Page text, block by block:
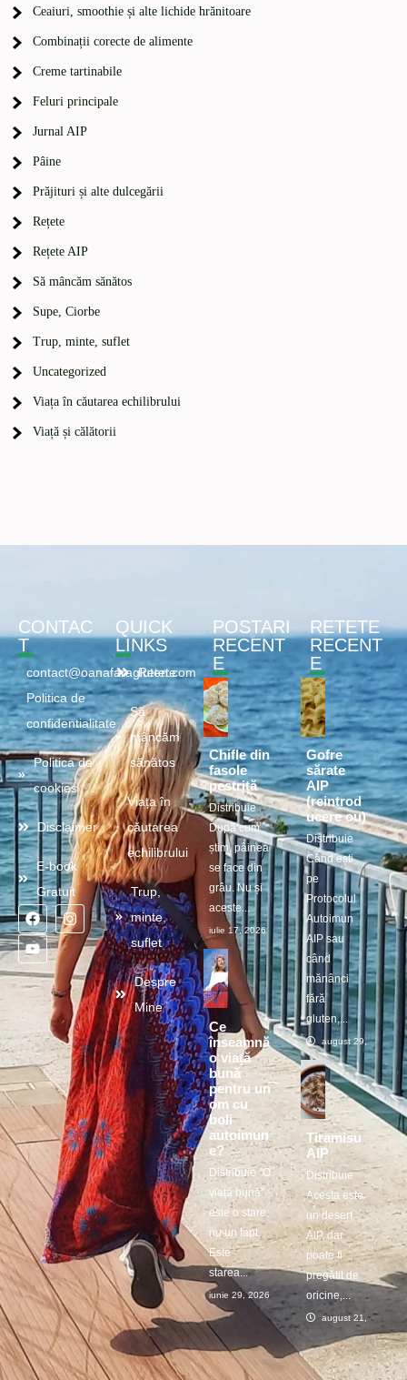
Ceaiuri, smoothie și alte lichide hrănitoare
Combinații corecte de alimente
Creme tartinabile
Feluri principale
Jurnal AIP
Pâine
Prăjituri și alte dulcegării
Rețete
Rețete AIP
Să mâncăm sănătos
Supe, Ciorbe
Trup, minte, suflet
Uncategorized
Viața în căutarea echilibrului
Viață și călătorii
CONTAC
T
contact@oanafaragluten.com
Politica de
confidentialitate
Politica de
cookies
Disclaimer
E-book
Gratuit
QUICK
LINKS
Retete
Să
mâncăm
sănătos
Viața în
căutarea
echilibrului
Trup,
minte,
suflet
Despre
Mine
POSTARI
RECENT
E
Chifle din
fasole
pestriță
Distribuie
După cum
știm, pâinea
se face din
grâu. Nu și
aceste...
iulie 17, 2026
Ce
înseamnă
o viață
bună
pentru un
om cu
boli
autoimun
e?
Distribuie ”O
viață bună”
este o stare,
nu un fapt.
Este
starea...
iunie 29, 2026
RETETE
RECENT
E
Gofre
sărate
AIP
(reintrod
ucere ou)
Distribuie
Când ești
pe
Protocolul
Autoimun
AIP sau
când
mănânci
fără
gluten,...
august 29, 2025
Tiramisu
AIP
Distribuie
Acesta este
un desert
AIP, dar
poate fi
pregătit de
oricine,...
august 21, 2025